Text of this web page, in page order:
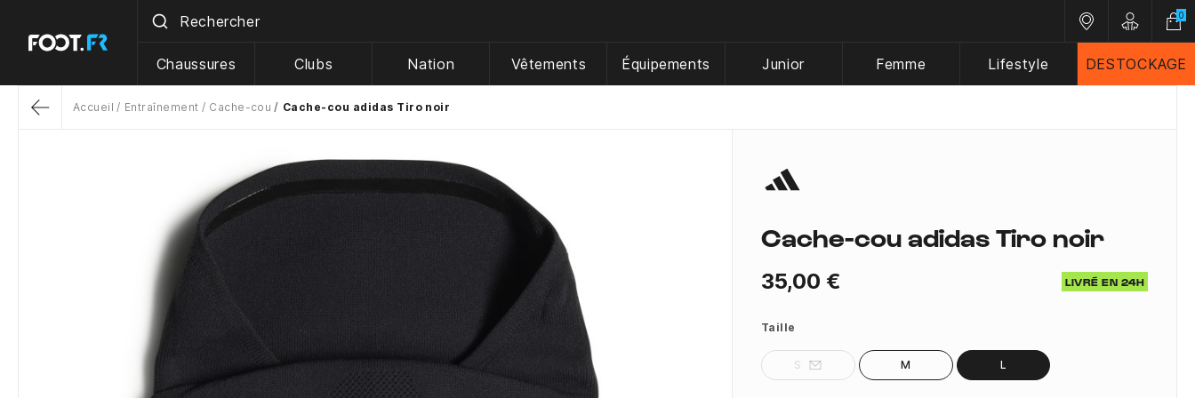
Nos magasins
Customer
0
Chaussures Clubs Nation Vêtements Équipements Junior Femme Lifestyle DESTOCKAGE
Accueil Entraînement Cache-cou Cache-cou adidas Tiro noir
Cache-cou adidas Tiro noir
35,00 € LIVRÉ EN 24H
Taille
S M L